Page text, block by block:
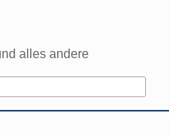
alles andere